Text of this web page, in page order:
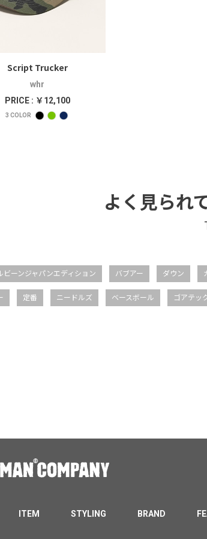
Script Trucker
whr
PRICE : ￥12,100
3 COLOR
よく見られ
ビーンジャパンエディション バブアー ダウン
定番 ニードルズ ベースボール ゴアテッ
ITEM STYLING BRAND